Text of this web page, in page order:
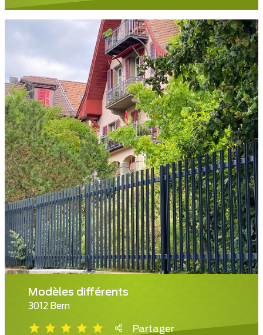
Modèles différents
3012 Bern
Partager